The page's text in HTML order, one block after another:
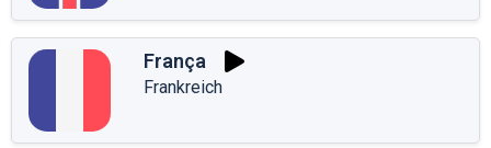
França
Frankreich